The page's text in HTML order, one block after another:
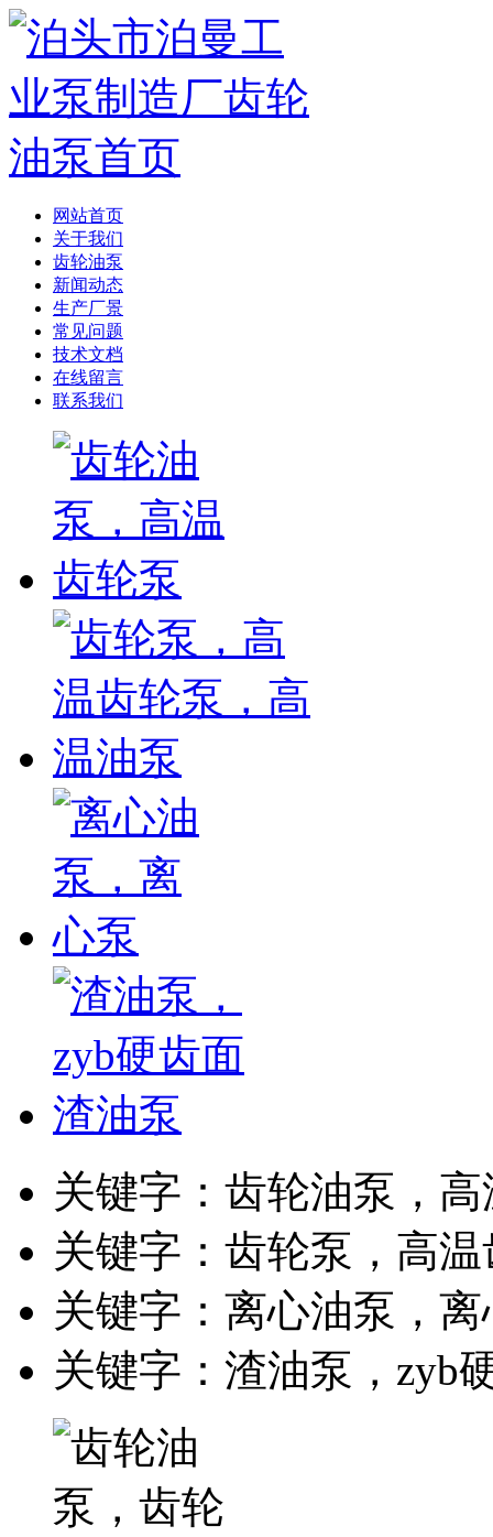
网站首页
关于我们
齿轮油泵
新闻动态
生产厂景
常见问题
技术文档
在线留言
联系我们
关键字：齿轮油泵，
关键字：齿轮泵，高
关键字：离心油泵，
关键字：渣油泵，zyb